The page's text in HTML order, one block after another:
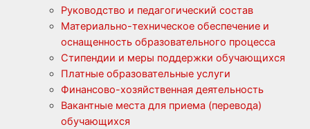
Руководство и педагогический состав
Материально-техническое обеспечение и
оснащенность образовательного процесса
Стипендии и меры поддержки обучающихся
Платные образовательные услуги
Финансово-хозяйственная деятельность
Вакантные места для приема (перевода)
обучающихся